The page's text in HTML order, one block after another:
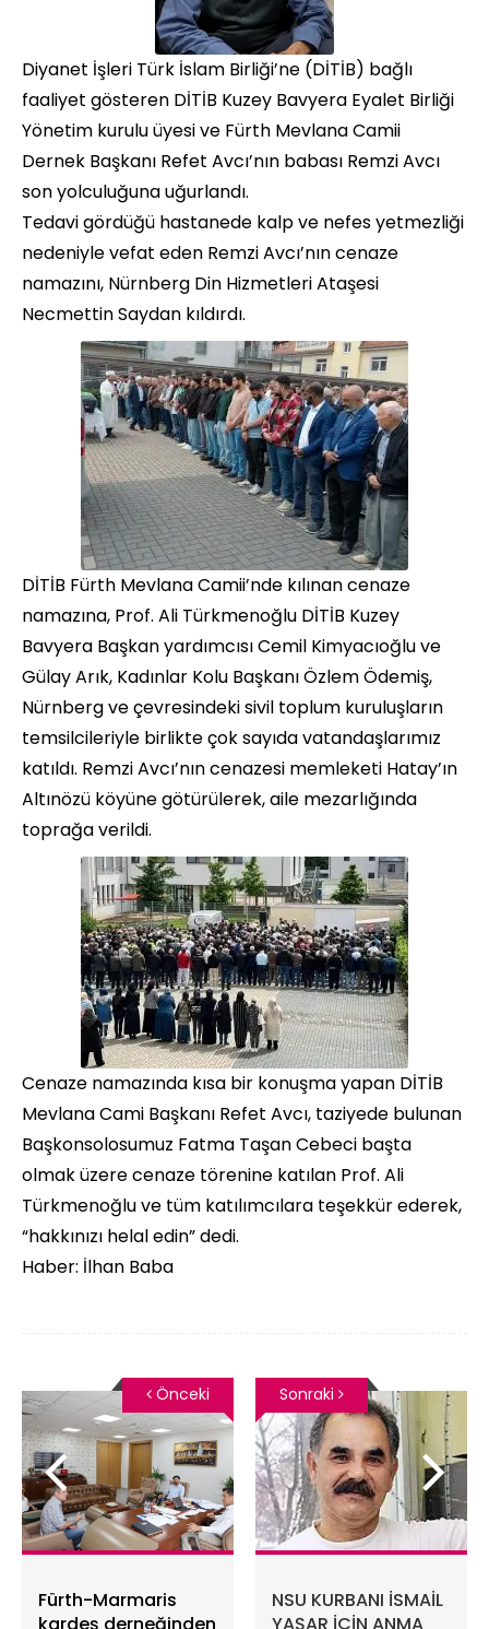
Diyanet İşleri Türk İslam Birliği’ne (DİTİB) bağlı
faaliyet gösteren DİTİB Kuzey Bavyera Eyalet Birliği
Yönetim kurulu üyesi ve Fürth Mevlana Camii
Dernek Başkanı Refet Avcı’nın babası Remzi Avcı
son yolculuğuna uğurlandı.
Tedavi gördüğü hastanede kalp ve nefes yetmezliği
nedeniyle vefat eden Remzi Avcı’nın cenaze
namazını, Nürnberg Din Hizmetleri Ataşesi
Necmettin Saydan kıldırdı.
DİTİB Fürth Mevlana Camii’nde kılınan cenaze
namazına, Prof. Ali Türkmenoğlu DİTİB Kuzey
Bavyera Başkan yardımcısı Cemil Kimyacıoğlu ve
Gülay Arık, Kadınlar Kolu Başkanı Özlem Ödemiş,
Nürnberg ve çevresindeki sivil toplum kuruluşların
temsilcileriyle birlikte çok sayıda vatandaşlarımız
katıldı. Remzi Avcı’nın cenazesi memleketi Hatay’ın
Altınözü köyüne götürülerek, aile mezarlığında
toprağa verildi.
Cenaze namazında kısa bir konuşma yapan DİTİB
Mevlana Cami Başkanı Refet Avcı, taziyede bulunan
Başkonsolosumuz Fatma Taşan Cebeci başta
olmak üzere cenaze törenine katılan Prof. Ali
Türkmenoğlu ve tüm katılımcılara teşekkür ederek,
“hakkınızı helal edin” dedi.
Haber: İlhan Baba
Fürth-Marmaris
kardeş derneğinden
Önceki
NSU KURBANI İSMAİL
YAŞAR İÇİN ANMA
Sonraki